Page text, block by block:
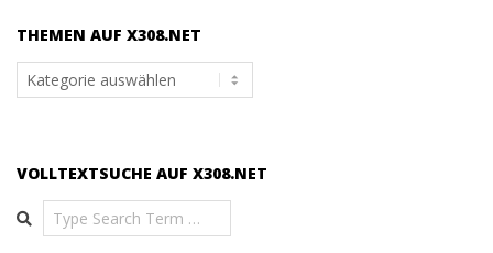
THEMEN AUF X308.NET
Themen
auf
VOLLTEXTSUCHE AUF X308.NET
Search